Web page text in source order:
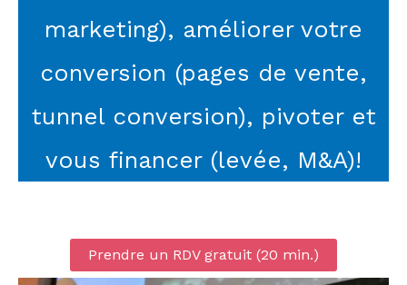
marketing), améliorer votre
conversion (pages de vente,
tunnel conversion), pivoter et
vous financer (levée, M&A)!
Prendre un RDV gratuit (20 min.)